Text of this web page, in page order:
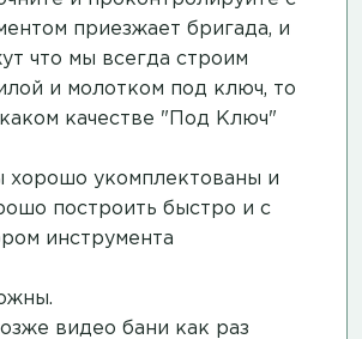
приезжает бригада, и
что мы всегда строим
и молотком под ключ, то
качестве "Под Ключ"
хорошо укомплектованы и
построить быстро и с
инструмента
видео бани как раз